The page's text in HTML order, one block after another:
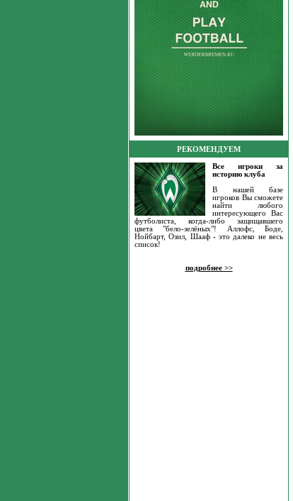
РЕКОМЕНДУЕМ
Все игроки за
историю клуба
В нашей базе
игроков Вы сможете
найти любого
интересующего Вас
футболиста, когда-либо защищавшего
цвета "бело-зелёных"! Аллофс, Боде,
Нойбарт, Озил, Шааф - это далеко не весь
список!
подробнее >>